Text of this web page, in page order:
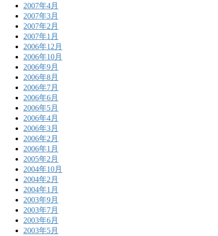
2007年4月
2007年3月
2007年2月
2007年1月
2006年12月
2006年10月
2006年9月
2006年8月
2006年7月
2006年6月
2006年5月
2006年4月
2006年3月
2006年2月
2006年1月
2005年2月
2004年10月
2004年2月
2004年1月
2003年9月
2003年7月
2003年6月
2003年5月